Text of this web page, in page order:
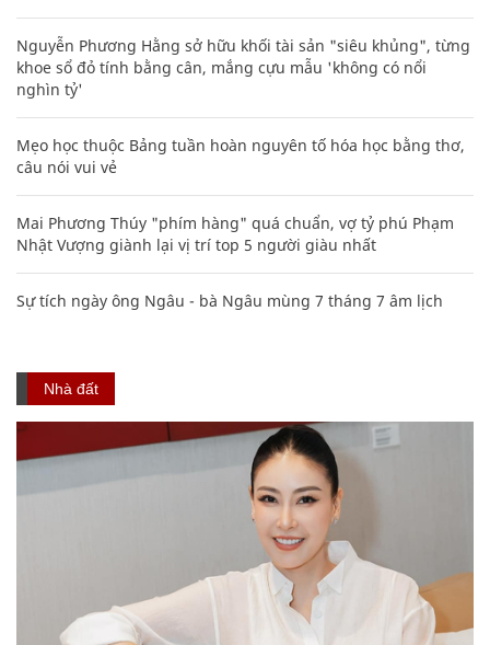
Nguyễn Phương Hằng sở hữu khối tài sản "siêu khủng", từng
khoe sổ đỏ tính bằng cân, mắng cựu mẫu 'không có nổi
nghìn tỷ'
Mẹo học thuộc Bảng tuần hoàn nguyên tố hóa học bằng thơ,
câu nói vui vẻ
Mai Phương Thúy "phím hàng" quá chuẩn, vợ tỷ phú Phạm
Nhật Vượng giành lại vị trí top 5 người giàu nhất
Sự tích ngày ông Ngâu - bà Ngâu mùng 7 tháng 7 âm lịch
Nhà đất